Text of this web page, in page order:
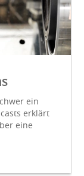
ein
erklärt
eine